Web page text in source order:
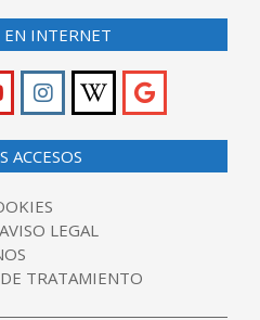
EN INTERNET
ACCESOS
LEGAL
TRATAMIENTO